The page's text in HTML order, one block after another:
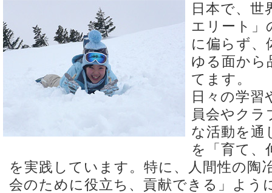
日本で、世
エリート」
に偏らず、
ゆる面から
てます。
日々の学習
員会やク
な活動を通
を「育て、
を実践しています。特に、人間性の陶
会のために役立ち、貢献できる」よう